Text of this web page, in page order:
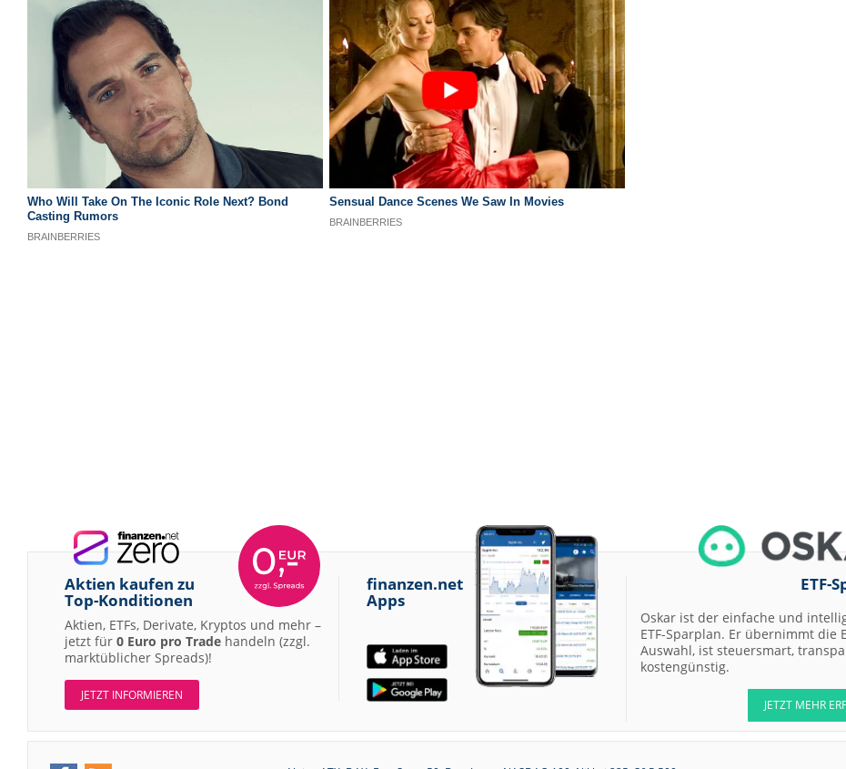
Aktien kaufen zu
Top-Konditionen
Aktien, ETFs, Derivate, Kryptos und mehr –
jetzt für 0 Euro pro Trade handeln (zzgl.
marktüblicher Spreads)!
JETZT INFORMIEREN
finanzen.net
Apps
ETF-
Oskar ist der einfache und
ETF-Sparplan. Er übernimmt die
Auswahl, ist steuersmart,
kostengünstig.
JETZT MEHR